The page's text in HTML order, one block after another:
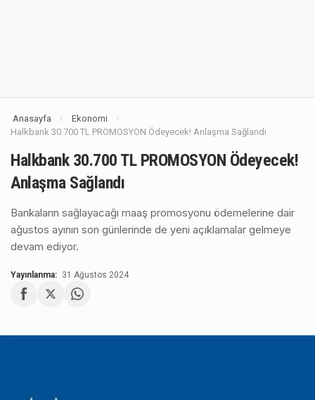
Anasayfa / Ekonomi /
Halkbank 30.700 TL PROMOSYON Ödeyecek! Anlaşma Sağlandı
Halkbank 30.700 TL PROMOSYON Ödeyecek!
Anlaşma Sağlandı
Bankaların sağlayacağı maaş promosyonu ödemelerine dair
ağustos ayının son günlerinde de yeni açıklamalar gelmeye
devam ediyor.
Yayınlanma: 31 Ağustos 2024